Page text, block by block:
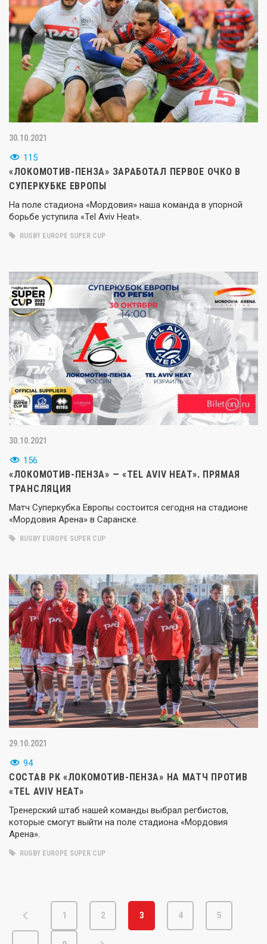
30.10.2021
115
«ЛОКОМОТИВ-ПЕНЗА» ЗАРАБОТАЛ ПЕРВОЕ ОЧКО В
СУПЕРКУБКЕ ЕВРОПЫ
На поле стадиона «Мордовия» наша команда в упорной
борьбе уступила «Tel Aviv Heat».
RUGBY EUROPE SUPER CUP
30.10.2021
156
«ЛОКОМОТИВ-ПЕНЗА» — «TEL AVIV HEAT». ПРЯМАЯ
ТРАНСЛЯЦИЯ
Матч Суперкубка Европы состоится сегодня на стадионе
«Мордовия Арена» в Саранске.
RUGBY EUROPE SUPER CUP
29.10.2021
94
СОСТАВ РК «ЛОКОМОТИВ-ПЕНЗА» НА МАТЧ ПРОТИВ
«TEL AVIV HEAT»
Тренерский штаб нашей команды выбрал регбистов,
которые смогут выйти на поле стадиона «Мордовия
Арена».
RUGBY EUROPE SUPER CUP
1 2 3 4 5